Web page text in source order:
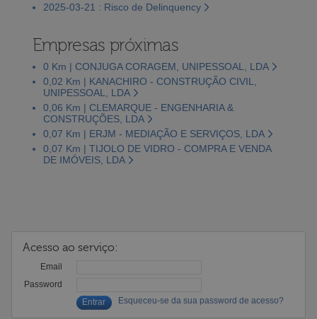
2025-03-21 : Risco de Delinquency
Empresas próximas
0 Km | CONJUGA CORAGEM, UNIPESSOAL, LDA
0,02 Km | KANACHIRO - CONSTRUÇÃO CIVIL,
UNIPESSOAL, LDA
0,06 Km | CLEMARQUE - ENGENHARIA &
CONSTRUÇÕES, LDA
0,07 Km | ERJM - MEDIAÇÃO E SERVIÇOS, LDA
0,07 Km | TIJOLO DE VIDRO - COMPRA E VENDA
DE IMÓVEIS, LDA
Acesso ao serviço:
Email
Password
Esqueceu-se da sua password de acesso?